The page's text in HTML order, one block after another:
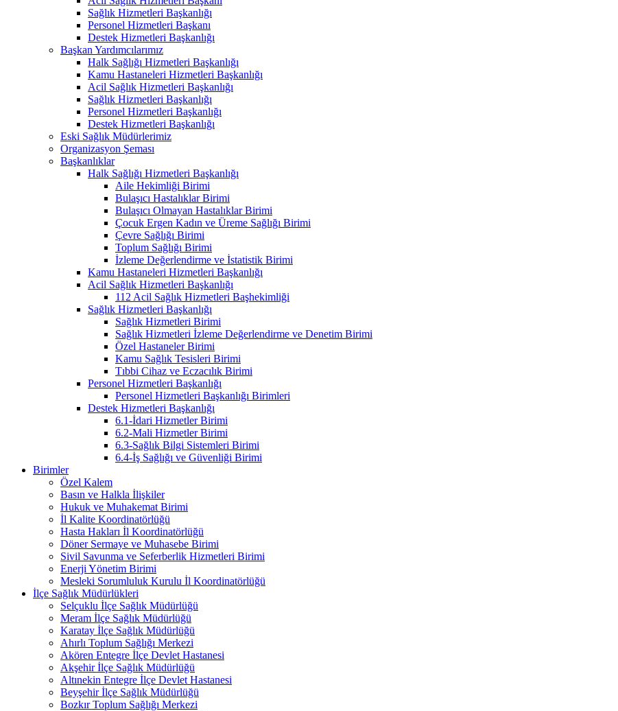
Sağlık Hizmetleri Başkanlığı
Personel Hizmetleri Başkanı
Destek Hizmetleri Başkanlığı
Başkan Yardımcılarımız
Halk Sağlığı Hizmetleri Başkanlığı
Kamu Hastaneleri Hizmetleri Başkanlığı
Acil Sağlık Hizmetleri Başkanlığı
Sağlık Hizmetleri Başkanlığı
Personel Hizmetleri Başkanlığı
Destek Hizmetleri Başkanlığı
Eski Sağlık Müdürlerimiz
Organizasyon Şeması
Başkanlıklar
Halk Sağlığı Hizmetleri Başkanlığı
Aile Hekimliği Birimi
Bulaşıcı Hastalıklar Birimi
Bulaşıcı Olmayan Hastalıklar Birimi
Çocuk Ergen Kadın ve Üreme Sağlığı Birimi
Çevre Sağlığı Birimi
Toplum Sağlığı Birimi
İzleme Değerlendirme ve İstatistik Birimi
Kamu Hastaneleri Hizmetleri Başkanlığı
Acil Sağlık Hizmetleri Başkanlığı
112 Acil Sağlık Hizmetleri Başhekimliği
Sağlık Hizmetleri Başkanlığı
Sağlık Hizmetleri Birimi
Sağlık Hizmetleri İzleme Değerlendirme ve Denetim Birimi
Özel Hastaneler Birimi
Kamu Sağlık Tesisleri Birimi
Tıbbi Cihaz ve Eczacılık Birimi
Personel Hizmetleri Başkanlığı
Personel Hizmetleri Başkanlığı Birimleri
Destek Hizmetleri Başkanlığı
6.1-İdari Hizmetler Birimi
6.2-Mali Hizmetler Birimi
6.3-Sağlık Bilgi Sistemleri Birimi
6.4-İş Sağlığı ve Güvenliği Birimi
Birimler
Özel Kalem
Basın ve Halkla İlişkiler
Hukuk ve Muhakemat Birimi
İl Kalite Koordinatörlüğü
Hasta Hakları İl Koordinatörlüğü
Döner Sermaye ve Muhasebe Birimi
Sivil Savunma ve Seferberlik Hizmetleri Birimi
Enerji Yönetim Birimi
Mesleki Sorumluluk Kurulu İl Koordinatörlüğü
İlçe Sağlık Müdürlükleri
Selçuklu İlçe Sağlık Müdürlüğü
Meram İlçe Sağlık Müdürlüğü
Karatay İlçe Sağlık Müdürlüğü
Ahırlı Toplum Sağlığı Merkezi
Akören Entegre İlçe Devlet Hastanesi
Akşehir İlçe Sağlık Müdürlüğü
Altınekin Entegre İlçe Devlet Hastanesi
Beyşehir İlçe Sağlık Müdürlüğü
Bozkır Toplum Sağlığı Merkezi